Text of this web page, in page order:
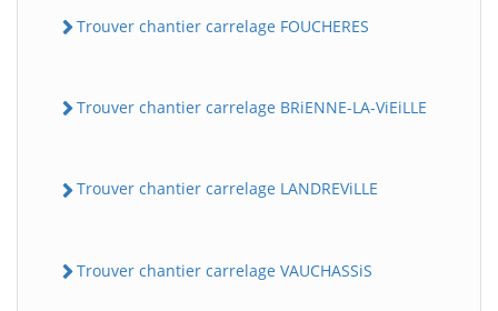
Trouver chantier carrelage FOUCHERES
Trouver chantier carrelage BRiENNE-LA-ViEiLLE
Trouver chantier carrelage LANDREViLLE
Trouver chantier carrelage VAUCHASSiS